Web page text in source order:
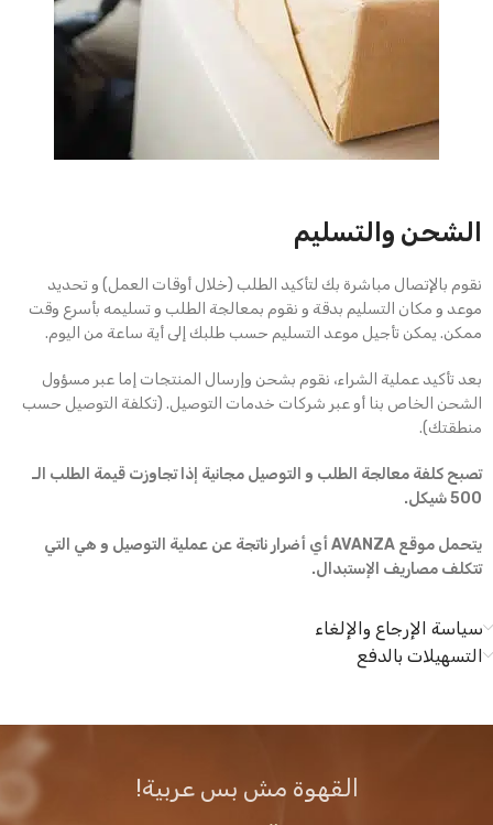
الشحن والتسليم
نقوم بالإتصال مباشرة بك لتأكيد الطلب (خلال أوقات العمل) و تحديد
موعد و مكان التسليم بدقة و نقوم بمعالجة الطلب و تسليمه بأسرع وقت
ممكن. يمكن تأجيل موعد التسليم حسب طلبك إلى أية ساعة من اليوم.
بعد تأكيد عملية الشراء، نقوم بشحن وإرسال المنتجات إما عبر مسؤول
الشحن الخاص بنا أو عبر شركات خدمات التوصيل. (تكلفة التوصيل حسب
منطقتك).
تصبح كلفة معالجة الطلب و التوصيل مجانية إذا تجاوزت قيمة الطلب الـ
500 شيكل.
يتحمل موقع AVANZA أي أضرار ناتجة عن عملية التوصيل و هي التي
تتكلف مصاريف الإستبدال.
سياسة الإرجاع والإلغاء
التسهيلات بالدفع
القهوة مش بس عربية!